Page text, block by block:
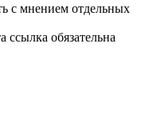
с мнением отдельных
ссылка обязательна